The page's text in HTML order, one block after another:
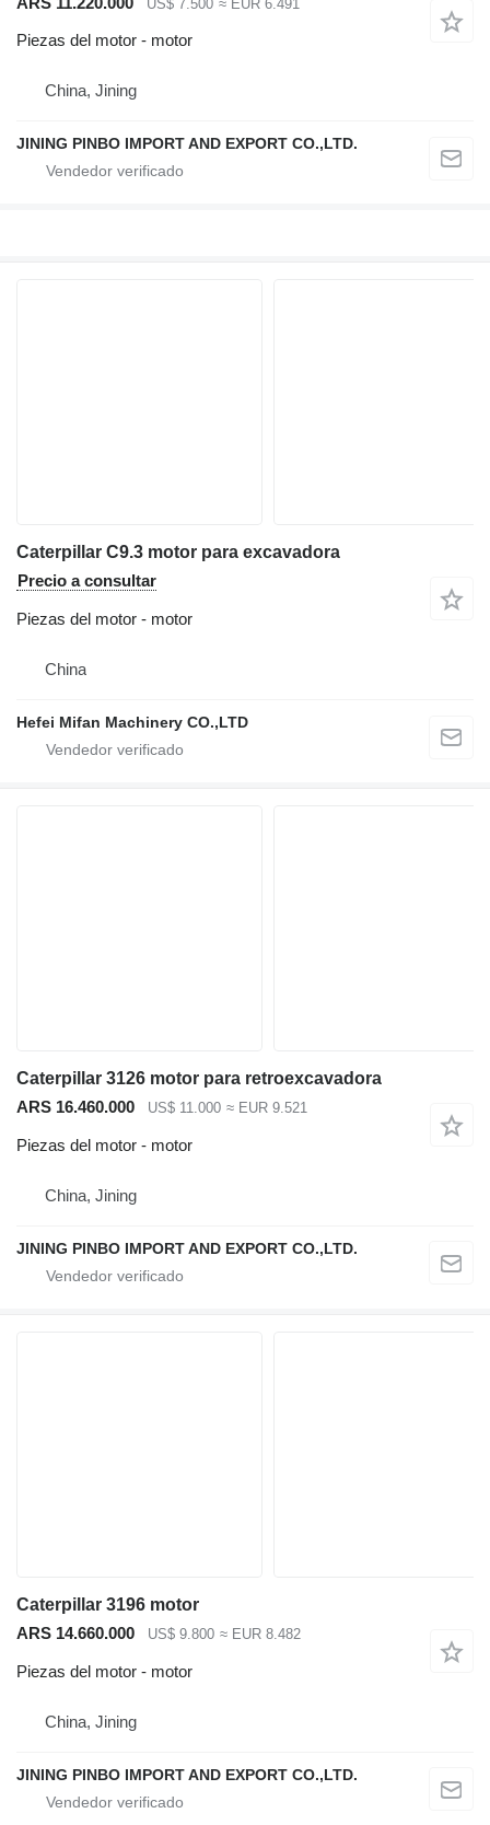
US$ 7.500 ≈ EUR 6.491
Piezas del motor - motor
China, Jining
JINING PINBO IMPORT AND EXPORT CO.,LTD.
Caterpillar C9.3 motor para excavadora
Precio a consultar
Piezas del motor - motor
China
Hefei Mifan Machinery CO.,LTD
Caterpillar 3126 motor para retroexcavadora
ARS 16.460.000
US$ 11.000 ≈ EUR 9.521
Piezas del motor - motor
China, Jining
JINING PINBO IMPORT AND EXPORT CO.,LTD.
Caterpillar 3196 motor
ARS 14.660.000
US$ 9.800 ≈ EUR 8.482
Piezas del motor - motor
China, Jining
JINING PINBO IMPORT AND EXPORT CO.,LTD.